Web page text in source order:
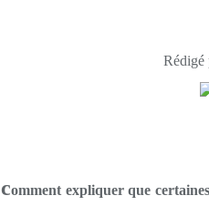
Rédigé
comment expliquer que